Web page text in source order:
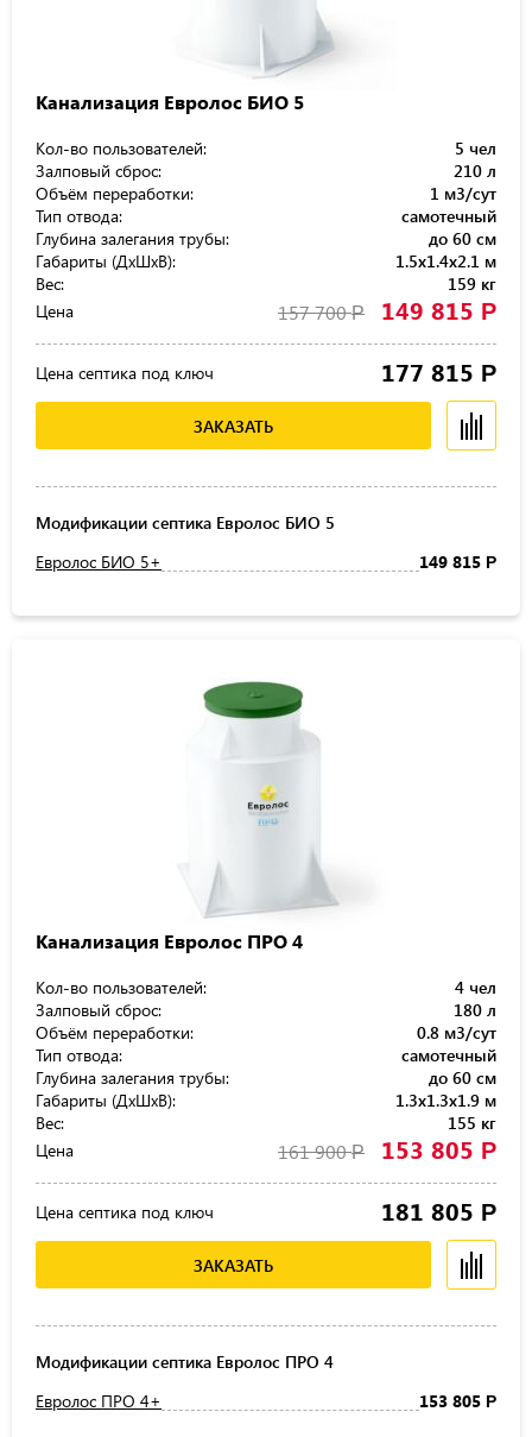
Канализация Евролос БИО 5
Кол-во пользователей:
5 чел
Залповый сброс:
210 л
Объём переработки:
1 м3/сут
Тип отвода:
самотечный
Глубина залегания трубы:
до 60 см
Габариты (ДхШхВ):
1.5x1.4x2.1 м
Вес:
159 кг
Цена
157 700Р 149 815 Р
Цена септика под ключ 177 815 Р
ЗАКАЗАТЬ
Модификации септика Евролос БИО 5
Евролос БИО 5+
149 815 Р
Канализация Евролос ПРО 4
Кол-во пользователей:
4 чел
Залповый сброс:
180 л
Объём переработки:
0.8 м3/сут
Тип отвода:
самотечный
Глубина залегания трубы:
до 60 см
Габариты (ДхШхВ):
1.3x1.3x1.9 м
Вес:
155 кг
Цена
161 900Р 153 805 Р
Цена септика под ключ 181 805 Р
ЗАКАЗАТЬ
Модификации септика Евролос ПРО 4
Евролос ПРО 4+
153 805 Р